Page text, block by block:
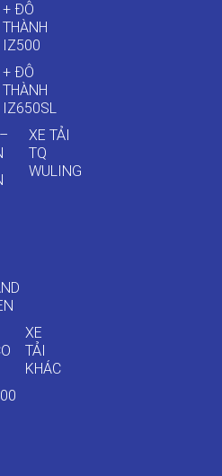
+ ĐÔ
THÀNH
IZ500
+ ĐÔ
THÀNH
IZ650SL
XE TẢI
TQ
WULING
XE
TẢI
KHÁC